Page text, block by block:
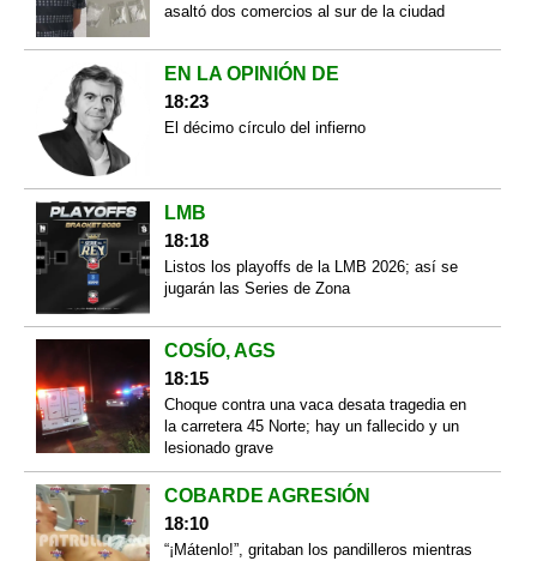
asaltó dos comercios al sur de la ciudad
EN LA OPINIÓN DE
18:23
El décimo círculo del infierno
LMB
18:18
Listos los playoffs de la LMB 2026; así se
jugarán las Series de Zona
COSÍO, AGS
18:15
Choque contra una vaca desata tragedia en
la carretera 45 Norte; hay un fallecido y un
lesionado grave
COBARDE AGRESIÓN
18:10
“¡Mátenlo!”, gritaban los pandilleros mientras